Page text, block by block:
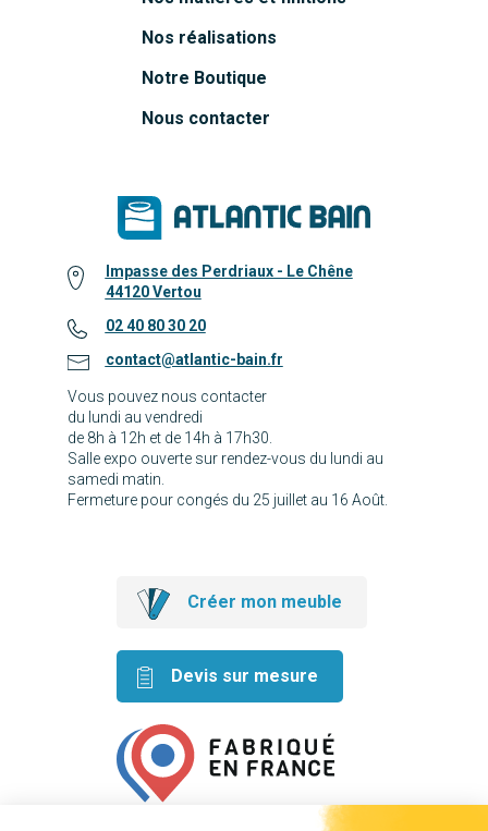
Nos réalisations
Notre Boutique
Nous contacter
Impasse des Perdriaux - Le Chêne
44120 Vertou
02 40 80 30 20
contact@atlantic-bain.fr
Vous pouvez nous contacter
du lundi au vendredi
de 8h à 12h et de 14h à 17h30.
Salle expo ouverte sur rendez-vous du lundi au
samedi matin.
Fermeture pour congés du 25 juillet au 16 Août.
Créer mon meuble
Devis sur mesure